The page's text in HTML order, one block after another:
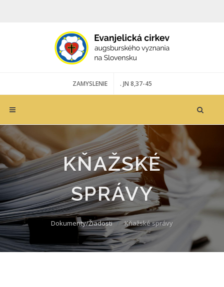
ZAMYSLENIE . JN 8,37-45
KŇAŽSKÉ
SPRÁVY
Dokumenty/Žiadosti Kňažské správy